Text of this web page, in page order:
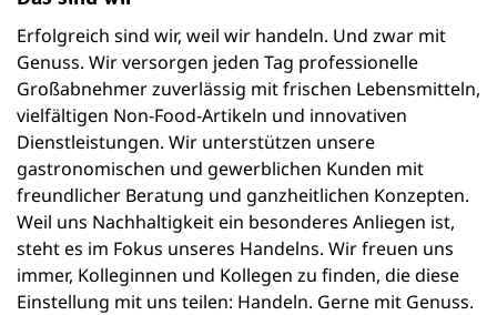
Erfolgreich sind wir, weil wir handeln. Und zwar mit
Genuss. Wir versorgen jeden Tag professionelle
Großabnehmer zuverlässig mit frischen Lebensmitteln,
vielfältigen Non-Food-Artikeln und innovativen
Dienstleistungen. Wir unterstützen unsere
gastronomischen und gewerblichen Kunden mit
freundlicher Beratung und ganzheitlichen Konzepten.
Weil uns Nachhaltigkeit ein besonderes Anliegen ist,
steht es im Fokus unseres Handelns. Wir freuen uns
immer, Kolleginnen und Kollegen zu finden, die diese
Einstellung mit uns teilen: Handeln. Gerne mit Genuss.